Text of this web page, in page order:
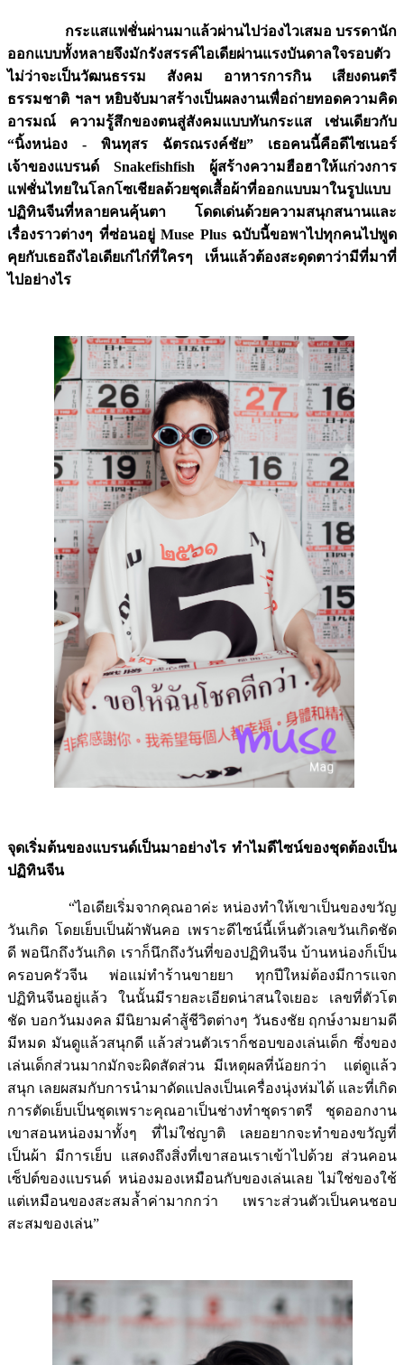
กระแสแฟชั่นผ่านมาแล้วผ่านไปว่องไวเสมอ บรรดานัก
ออกแบบทั้งหลายจึงมักรังสรรค์ไอเดียผ่านแรงบันดาลใจรอบตัว
ไม่ว่าจะเป็นวัฒนธรรม สังคม อาหารการกิน เสียงดนตรี
ธรรมชาติ ฯลฯ หยิบจับมาสร้างเป็นผลงานเพื่อถ่ายทอดความคิด
อารมณ์ ความรู้สึกของตนสู่สังคมแบบทันกระแส เช่นเดียวกับ
“นิ้งหน่อง - พินทุสร ฉัตรณรงค์ชัย” เธอคนนี้คือดีไซเนอร์
เจ้าของแบรนด์ Snakefishfish ผู้สร้างความฮือฮาให้แก่วงการ
แฟชั่นไทยในโลกโซเชียลด้วยชุดเสื้อผ้าที่ออกแบบมาในรูปแบบ
ปฏิทินจีนที่หลายคนคุ้นตา โดดเด่นด้วยความสนุกสนานและ
เรื่องราวต่างๆ ที่ซ่อนอยู่ Muse Plus ฉบับนี้ขอพาไปทุกคนไปพูด
คุยกับเธอถึงไอเดียเก๋ไก๋ที่ใครๆ เห็นแล้วต้องสะดุดตาว่ามีที่มาที่
ไปอย่างไร
จุดเริ่มต้นของแบรนด์เป็นมาอย่างไร ทำไมดีไซน์ของชุดต้องเป็น
ปฏิทินจีน
“ไอเดียเริ่มจากคุณอาค่ะ หน่องทำให้เขาเป็นของขวัญ
วันเกิด โดยเย็บเป็นผ้าพันคอ เพราะดีไซน์นี้เห็นตัวเลขวันเกิดชัด
ดี พอนึกถึงวันเกิด เราก็นึกถึงวันที่ของปฏิทินจีน บ้านหน่องก็เป็น
ครอบครัวจีน พ่อแม่ทำร้านขายยา ทุกปีใหม่ต้องมีการแจก
ปฏิทินจีนอยู่แล้ว ในนั้นมีรายละเอียดน่าสนใจเยอะ เลขที่ตัวโต
ชัด บอกวันมงคล มีนิยามคำสู้ชีวิตต่างๆ วันธงชัย ฤกษ์งามยามดี
มีหมด มันดูแล้วสนุกดี แล้วส่วนตัวเราก็ชอบของเล่นเด็ก ซึ่งของ
เล่นเด็กส่วนมากมักจะผิดสัดส่วน มีเหตุผลที่น้อยกว่า แต่ดูแล้ว
สนุก เลยผสมกับการนำมาดัดแปลงเป็นเครื่องนุ่งห่มได้ และที่เกิด
การตัดเย็บเป็นชุดเพราะคุณอาเป็นช่างทำชุดราตรี ชุดออกงาน
เขาสอนหน่องมาทั้งๆ ที่ไม่ใช่ญาติ เลยอยากจะทำของขวัญที่
เป็นผ้า มีการเย็บ แสดงถึงสิ่งที่เขาสอนเราเข้าไปด้วย ส่วนคอน
เซ็ปต์ของแบรนด์ หน่องมองเหมือนกับของเล่นเลย ไม่ใช่ของใช้
แต่เหมือนของสะสมล้ำค่ามากกว่า เพราะส่วนตัวเป็นคนชอบ
สะสมของเล่น”